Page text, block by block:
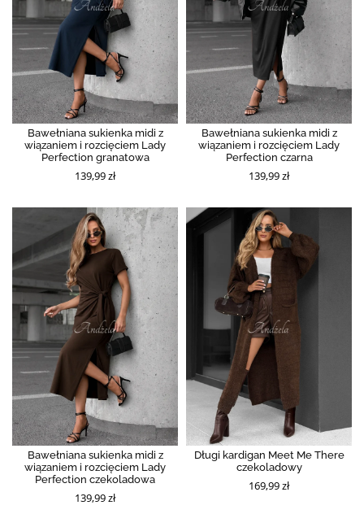
Bawełniana sukienka midi z
wiązaniem i rozcięciem Lady
Perfection granatowa
139,99 zł
Bawełniana sukienka midi z
wiązaniem i rozcięciem Lady
Perfection czarna
139,99 zł
Bawełniana sukienka midi z
wiązaniem i rozcięciem Lady
Perfection czekoladowa
139,99 zł
Długi kardigan Meet Me There
czekoladowy
169,99 zł